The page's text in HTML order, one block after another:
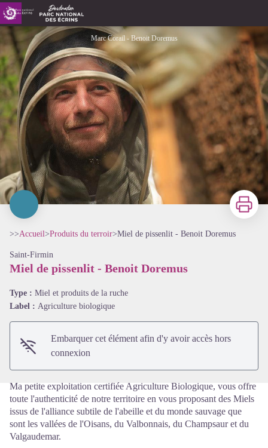
Miel de pissenlit - Benoit Doremus
Marc Corail - Benoit Doremus
Imprimer
>>Accueil>Produits du terroir>Miel de pissenlit - Benoit Doremus
Saint-Firmin
Miel de pissenlit - Benoit Doremus
Type : Miel et produits de la ruche
Label : Agriculture biologique
Embarquer cet élément afin d'y avoir accès hors
connexion
Ma petite exploitation certifiée Agriculture Biologique, vous offre
toute l'authenticité de notre territoire en vous proposant des Miels
issus de l'alliance subtile de l'abeille et du monde sauvage que
sont les vallées de l'Oisans, du Valbonnais, du Champsaur et du
Valgaudemar.